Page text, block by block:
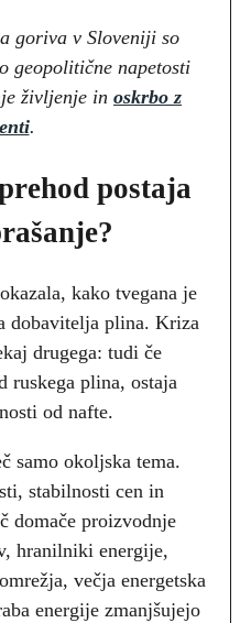
goriva v Sloveniji so
geopolitične napetosti
življenje in oskrbo z
.
postaja
kako tvegana je
dobavitelja plina. Kriza
drugega: tudi če
ruskega plina, ostaja
od nafte.
samo okoljska tema.
stabilnosti cen in
domače proizvodnje
hranilniki energije,
večja energetska
energije zmanjšujejo